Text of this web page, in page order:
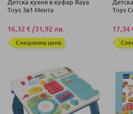
Детска кухня в куфар Raya
Toys 3в1 Мента
16,32 €/31,92 лв.
Специална цена
Toys
17,34